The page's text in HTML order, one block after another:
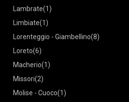
Lambrate(1)
Limbiate(1)
Lorenteggio - Giambellino(8)
Loreto(6)
Macherio(1)
Missori(2)
Molise - Cuoco(1)